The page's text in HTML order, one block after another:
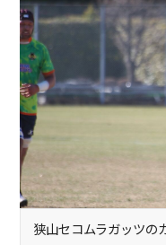
狭山セコムラガッツの